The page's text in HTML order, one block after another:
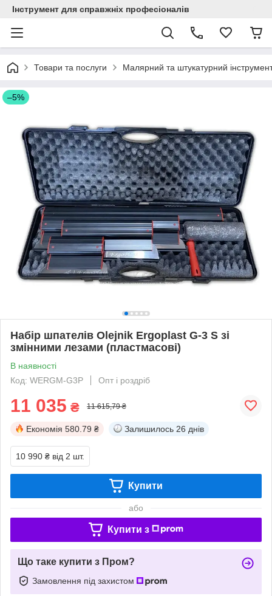
Інструмент для справжніх професіоналів
Товари та послуги Малярний та штукатурний
–5%
Набір шпателів Olejnik Ergoplast G-3 S зі
змінними лезами (пластмасові)
В наявності
Код: WERGM-G3P
Опт і роздріб
11 035 ₴ 11 615,79 ₴
Економія 580.79 ₴ Залишилось 26 днів
10 990 ₴ від 2 шт.
Купити
або
Купити з
Що таке купити з Пром?
Замовлення під захистом